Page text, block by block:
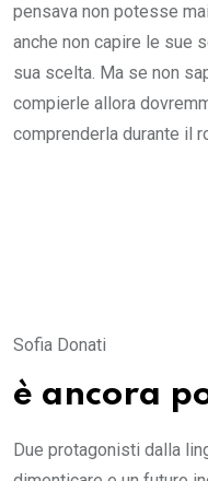
pensava non potesse
anche non capire le sue
sua scelta. Ma se non
compierle allora
comprenderla durante il
Sofia Donati
è ancora
Due protagonisti dalla